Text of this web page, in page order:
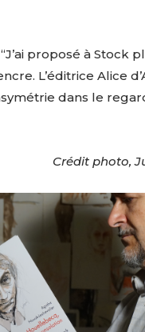
proposé à Stock
L’éditrice Alice
dans le
Crédit photo,